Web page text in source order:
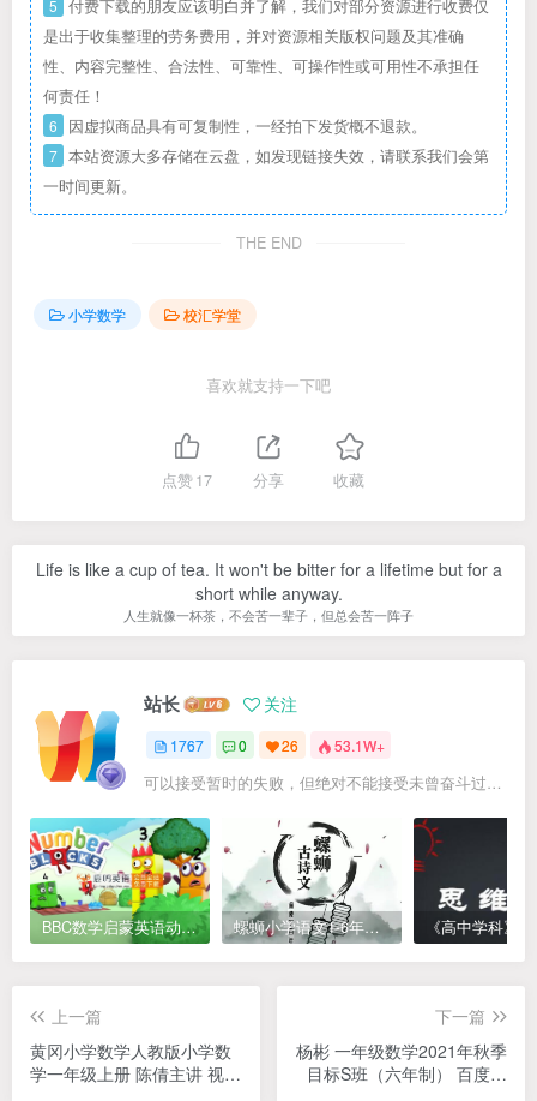
5 付费下载的朋友应该明白并了解，我们对部分资源进行收费仅
是出于收集整理的劳务费用，并对资源相关版权问题及其准确
性、内容完整性、合法性、可靠性、可操作性或可用性不承担任
何责任！
6 因虚拟商品具有可复制性，一经拍下发货概不退款。
7 本站资源大多存储在云盘，如发现链接失效，请联系我们会第
一时间更新。
THE END
小学数学 校汇学堂
喜欢就支持一下吧
点赞17 分享 收藏
Life is like a cup of tea. It won't be bitter for a lifetime but for a
short while anyway.
人生就像一杯茶，不会苦一辈子，但总会苦一阵子
站长 关注
1767 0 26 53.1W+
可以接受暂时的失败，但绝对不能接受未曾奋斗过的自己
BBC数学启蒙英语动画Numberblocks数字积木，全七季共161集，1080P高清视频带英文字幕 螺蛳小学语文1-6年级《小学古诗文》课程视频
上一篇
黄冈小学数学人教版小学数
学一年级上册 陈倩主讲 视频
下一篇
杨彬 一年级数学2021年秋季
目标S班（六年制） 百度网